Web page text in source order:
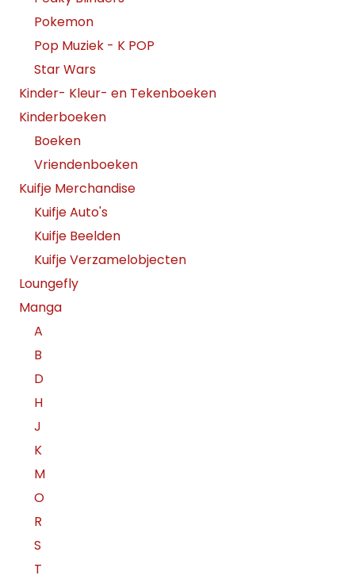
Pokemon
Pop Muziek - K POP
Star Wars
Kinder- Kleur- en Tekenboeken
Kinderboeken
Boeken
Vriendenboeken
Kuifje Merchandise
Kuifje Auto's
Kuifje Beelden
Kuifje Verzamelobjecten
Loungefly
Manga
A
B
D
H
J
K
M
O
R
S
T